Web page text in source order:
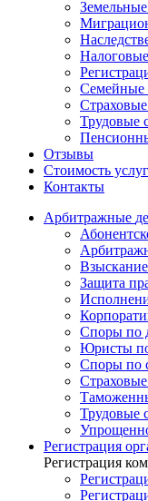
Семейные
Трудовые
Отзывы
Стоимость услуг
Контакты
Арбитражные
Защита
Споры по
Юристы
Споры по
Трудовые
Регистрация
Регистрация